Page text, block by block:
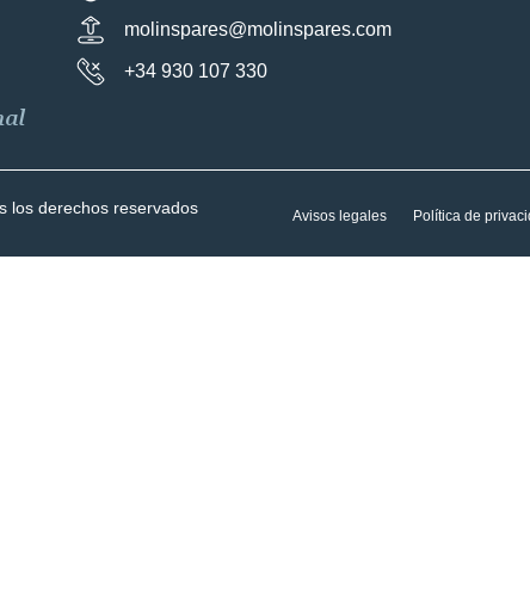
molinspares@molinspares.com
+34 930 107 330
los derechos reservados Avisos legales Política de